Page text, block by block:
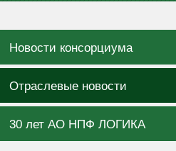
Новости консорциума
Отраслевые новости
30 лет АО НПФ ЛОГИКА